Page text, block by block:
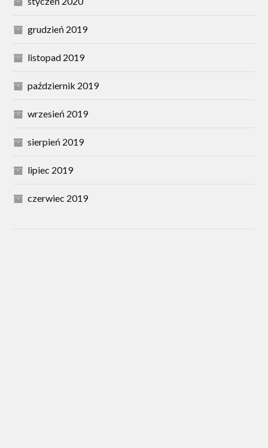
grudzień 2019
listopad 2019
październik 2019
wrzesień 2019
sierpień 2019
lipiec 2019
czerwiec 2019